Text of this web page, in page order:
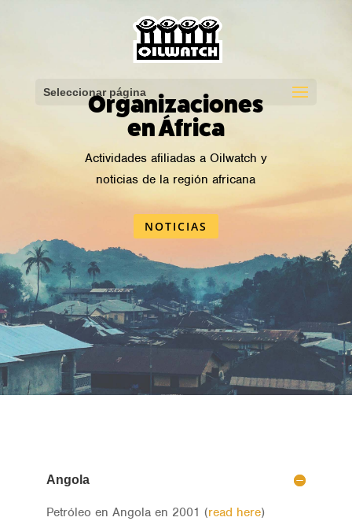
Seleccionar página
Organizaciones
en África
Actividades afiliadas a Oilwatch y
noticias de la región africana
NOTICIAS
Angola
Petróleo en Angola en 2001 (read here)